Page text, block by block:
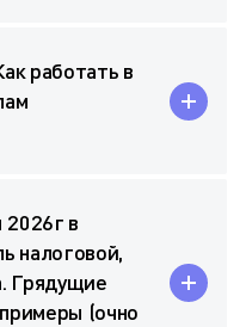
работать в
в
налоговой,
Грядущие
(очно